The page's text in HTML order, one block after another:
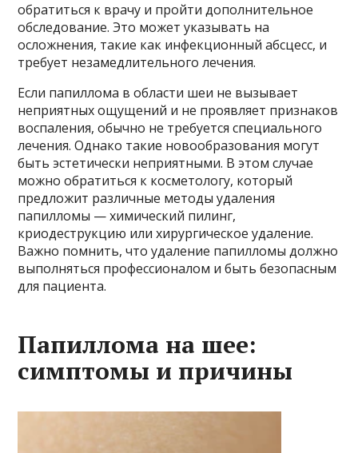
обратиться к врачу и пройти дополнительное
обследование. Это может указывать на
осложнения, такие как инфекционный абсцесс, и
требует незамедлительного лечения.
Если папиллома в области шеи не вызывает
неприятных ощущений и не проявляет признаков
воспаления, обычно не требуется специального
лечения. Однако такие новообразования могут
быть эстетически неприятными. В этом случае
можно обратиться к косметологу, который
предложит различные методы удаления
папилломы — химический пилинг,
криодеструкцию или хирургическое удаление.
Важно помнить, что удаление папилломы должно
выполняться профессионалом и быть безопасным
для пациента.
Папиллома на шее:
симптомы и причины